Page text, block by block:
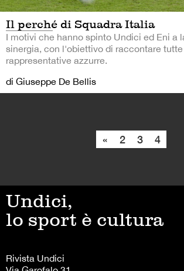
Il perché di Squadra Italia
I motivi che hanno spinto Undici ed Eni a
sinergia, con l'obiettivo di raccontare tutte
rappresentative azzurre.
di Giuseppe De Bellis
« 2 3 4
Undici,
lo sport è cultura
Rivista Undici